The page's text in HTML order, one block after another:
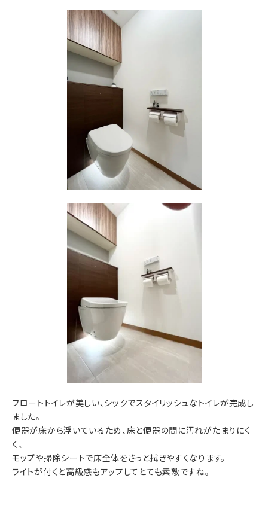
フロートトイレが美しい、シックでスタイリッシュなトイレが完成し
ました。
便器が床から浮いているため、床と便器の間に汚れがたまりにく
く、
モップや掃除シートで床全体をさっと拭きやすくなります。
ライトが付くと高級感もアップしてとても素敵ですね。